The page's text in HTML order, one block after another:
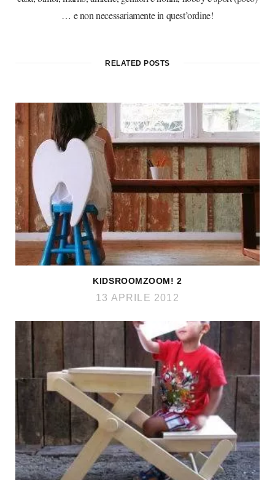
… e non necessariamente in quest’ordine!
RELATED POSTS
KIDSROOMZOOM! 2
13 APRILE 2012